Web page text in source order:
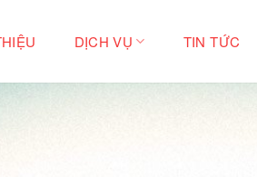
DỊCH VỤ TIN TỨC